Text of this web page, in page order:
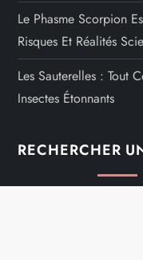
Le Phasme Scorpion
Risques Et Réalités
Les Sauterelles : Tout
Insectes Étonnants
RECHERCHER